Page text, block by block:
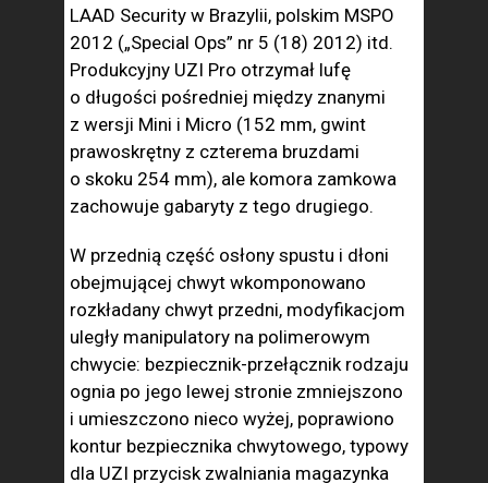
LAAD Security w Brazylii, polskim MSPO
2012 („Special Ops” nr 5 (18) 2012) itd.
Produkcyjny UZI Pro otrzymał lufę
o długości pośredniej między znanymi
z wersji Mini i Micro (152 mm, gwint
prawoskrętny z czterema bruzdami
o skoku 254 mm), ale komora zamkowa
zachowuje gabaryty z tego drugiego.
W przednią część osłony spustu i dłoni
obejmującej chwyt wkomponowano
rozkładany chwyt przedni, modyfikacjom
uległy manipulatory na polimerowym
chwycie: bezpiecznik-przełącznik rodzaju
ognia po jego lewej stronie zmniejszono
i umieszczono nieco wyżej, poprawiono
kontur bezpiecznika chwytowego, typowy
dla UZI przycisk zwalniania magazynka